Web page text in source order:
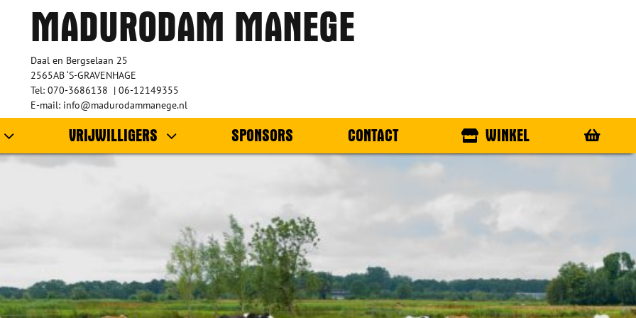
MADURODAM MANEGE
Daal en Bergselaan 25
2565AB ‘S-GRAVENHAGE
Tel: 070-3686138 | 06-12149355
E-mail: info@madurodammanege.nl
VRIJWILLIGERS SPONSORS CONTACT WINKEL